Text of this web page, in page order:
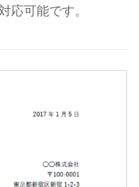
可能です。